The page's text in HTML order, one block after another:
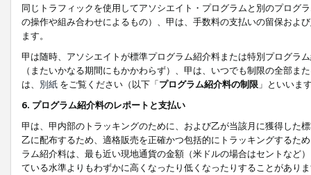
同じトラフィックを使用してアソシエイト・プログラムと別のプログ
の操作や組み合わせによるもの）、甲は、手数料の支払いの留保およ
ます。
甲は随時、アソシエイトが標準プログラム紹介料または特別プログラ
（またいかなる期間にもかかわらず）、甲は、いつでも制限の全部
は、 別紙 をご覧ください（以下「プログラム紹介料の制限 」といいま
6. プログラム紹介料のレポートと支払い
甲は、甲内部のトラッキングのために、および乙が当該月に獲得した
乙に配布するため、適格販売を正確かつ包括的にトラッキングするた
ラム紹介料は、最も近い現地通貨の金額（米ドルの場合はセントなど
ている水準よりもわずかに高くなったり低くなったりすることがあり